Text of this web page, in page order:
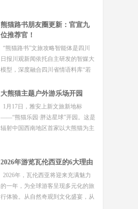
熊猫路书朋友圈更新：官宣九
位推荐官！
“熊猫路书”文旅攻略智能体是四川
日报川观新闻依托自主研发的智媒大
模型，深度融合四川省情语料库“若
大熊猫主题户外游乐场开园
1月17日，雅安上新文旅新地标
——“熊猫乐园·胖达星球”开园。这是
辐射中国西南地区首家以大熊猫为主
2026年游览⽡伦⻄亚的6⼤理由
2026年，⽡伦⻄亚将迎来充满魅⼒
的⼀年，为全球游客呈现多元化的旅
⾏体验。从⾃然奇观到⽂化盛宴，从